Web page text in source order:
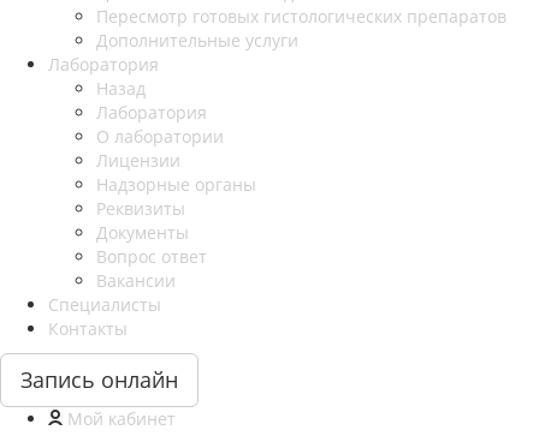
Пересмотр готовых гистологических препаратов
Дополнительные услуги
Лаборатория
Назад
Лаборатория
О лаборатории
Лицензии
Надзорные органы
Реквизиты
Документы
Вопрос ответ
Вакансии
Специалисты
Контакты
Запись онлайн
Мой кабинет